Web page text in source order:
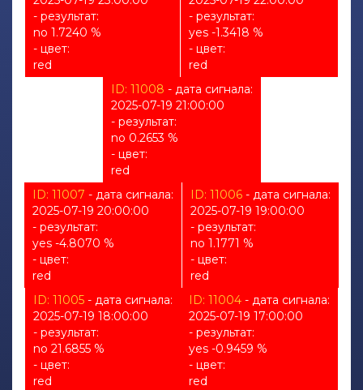
- результат:
no 1.7240 %
- цвет:
red
- результат:
yes -1.3418 %
- цвет:
red
ID: 11008 - дата сигнала:
2025-07-19 21:00:00
- результат:
no 0.2653 %
- цвет:
red
ID: 11007 - дата сигнала:
2025-07-19 20:00:00
- результат:
yes -4.8070 %
- цвет:
red
ID: 11006- дата сигнала:
2025-07-19 19:00:00
- результат:
no 1.1771 %
- цвет:
red
ID: 11005- дата сигнала:
2025-07-19 18:00:00
- результат:
no 21.6855 %
- цвет:
red
ID: 11004 - дата сигнала:
2025-07-19 17:00:00
- результат:
yes -0.9459 %
- цвет:
red